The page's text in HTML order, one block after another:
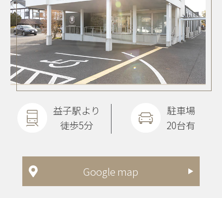
Google map
益子駅より
徒歩5分
駐車場
20台有